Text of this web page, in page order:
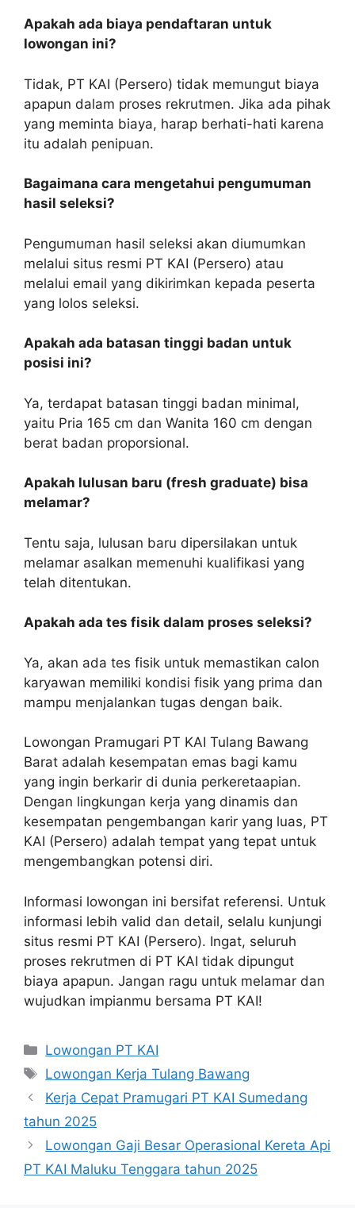
Apakah ada biaya pendaftaran untuk
lowongan ini?
Tidak, PT KAI (Persero) tidak memungut biaya
apapun dalam proses rekrutmen. Jika ada pihak
yang meminta biaya, harap berhati-hati karena
itu adalah penipuan.
Bagaimana cara mengetahui pengumuman
hasil seleksi?
Pengumuman hasil seleksi akan diumumkan
melalui situs resmi PT KAI (Persero) atau
melalui email yang dikirimkan kepada peserta
yang lolos seleksi.
Apakah ada batasan tinggi badan untuk
posisi ini?
Ya, terdapat batasan tinggi badan minimal,
yaitu Pria 165 cm dan Wanita 160 cm dengan
berat badan proporsional.
Apakah lulusan baru (fresh graduate) bisa
melamar?
Tentu saja, lulusan baru dipersilakan untuk
melamar asalkan memenuhi kualifikasi yang
telah ditentukan.
Apakah ada tes fisik dalam proses seleksi?
Ya, akan ada tes fisik untuk memastikan calon
karyawan memiliki kondisi fisik yang prima dan
mampu menjalankan tugas dengan baik.
Lowongan Pramugari PT KAI Tulang Bawang
Barat adalah kesempatan emas bagi kamu
yang ingin berkarir di dunia perkeretaapian.
Dengan lingkungan kerja yang dinamis dan
kesempatan pengembangan karir yang luas, PT
KAI (Persero) adalah tempat yang tepat untuk
mengembangkan potensi diri.
Informasi lowongan ini bersifat referensi. Untuk
informasi lebih valid dan detail, selalu kunjungi
situs resmi PT KAI (Persero). Ingat, seluruh
proses rekrutmen di PT KAI tidak dipungut
biaya apapun. Jangan ragu untuk melamar dan
wujudkan impianmu bersama PT KAI!
Categories
Lowongan PT KAI
Tags
Lowongan Kerja Tulang Bawang
Kerja Cepat Pramugari PT KAI Sumedang
tahun 2025
Lowongan Gaji Besar Operasional Kereta Api
PT KAI Maluku Tenggara tahun 2025